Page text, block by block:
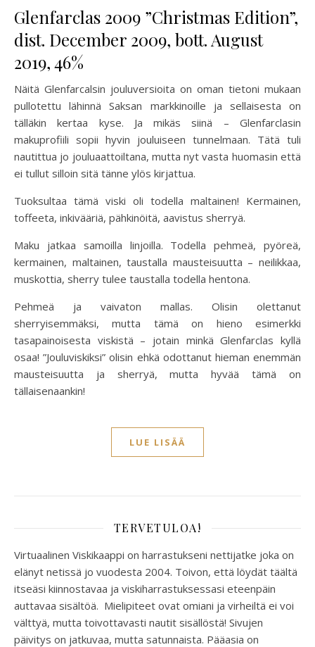
Glenfarclas 2009 ”Christmas Edition”,
dist. December 2009, bott. August
2019, 46%
Näitä Glenfarcalsin jouluversioita on oman tietoni mukaan
pullotettu lähinnä Saksan markkinoille ja sellaisesta on
tälläkin kertaa kyse. Ja mikäs siinä – Glenfarclasin
makuprofiili sopii hyvin jouluiseen tunnelmaan. Tätä tuli
nautittua jo jouluaattoiltana, mutta nyt vasta huomasin että
ei tullut silloin sitä tänne ylös kirjattua.
Tuoksultaa tämä viski oli todella maltainen! Kermainen,
toffeeta, inkivääriä, pähkinöitä, aavistus sherryä.
Maku jatkaa samoilla linjoilla. Todella pehmeä, pyöreä,
kermainen, maltainen, taustalla mausteisuutta – neilikkaa,
muskottia, sherry tulee taustalla todella hentona.
Pehmeä ja vaivaton mallas. Olisin olettanut
sherryisemmäksi, mutta tämä on hieno esimerkki
tasapainoisesta viskistä – jotain minkä Glenfarclas kyllä
osaa! ”Jouluviskiksi” olisin ehkä odottanut hieman enemmän
mausteisuutta ja sherryä, mutta hyvää tämä on
tällaisenaankin!
LUE LISÄÄ
TERVETULOA!
Virtuaalinen Viskikaappi on harrastukseni nettijatke joka on
elänyt netissä jo vuodesta 2004. Toivon, että löydät täältä
itseäsi kiinnostavaa ja viskiharrastuksessasi eteenpäin
auttavaa sisältöä. Mielipiteet ovat omiani ja virheiltä ei voi
välttyä, mutta toivottavasti nautit sisällöstä! Sivujen
päivitys on jatkuvaa, mutta satunnaista. Pääasia on